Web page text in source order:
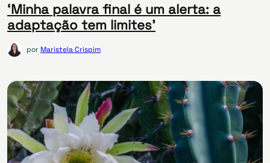
‘Minha palavra final é um alerta: a
adaptação tem limites’
por Maristela Crispim